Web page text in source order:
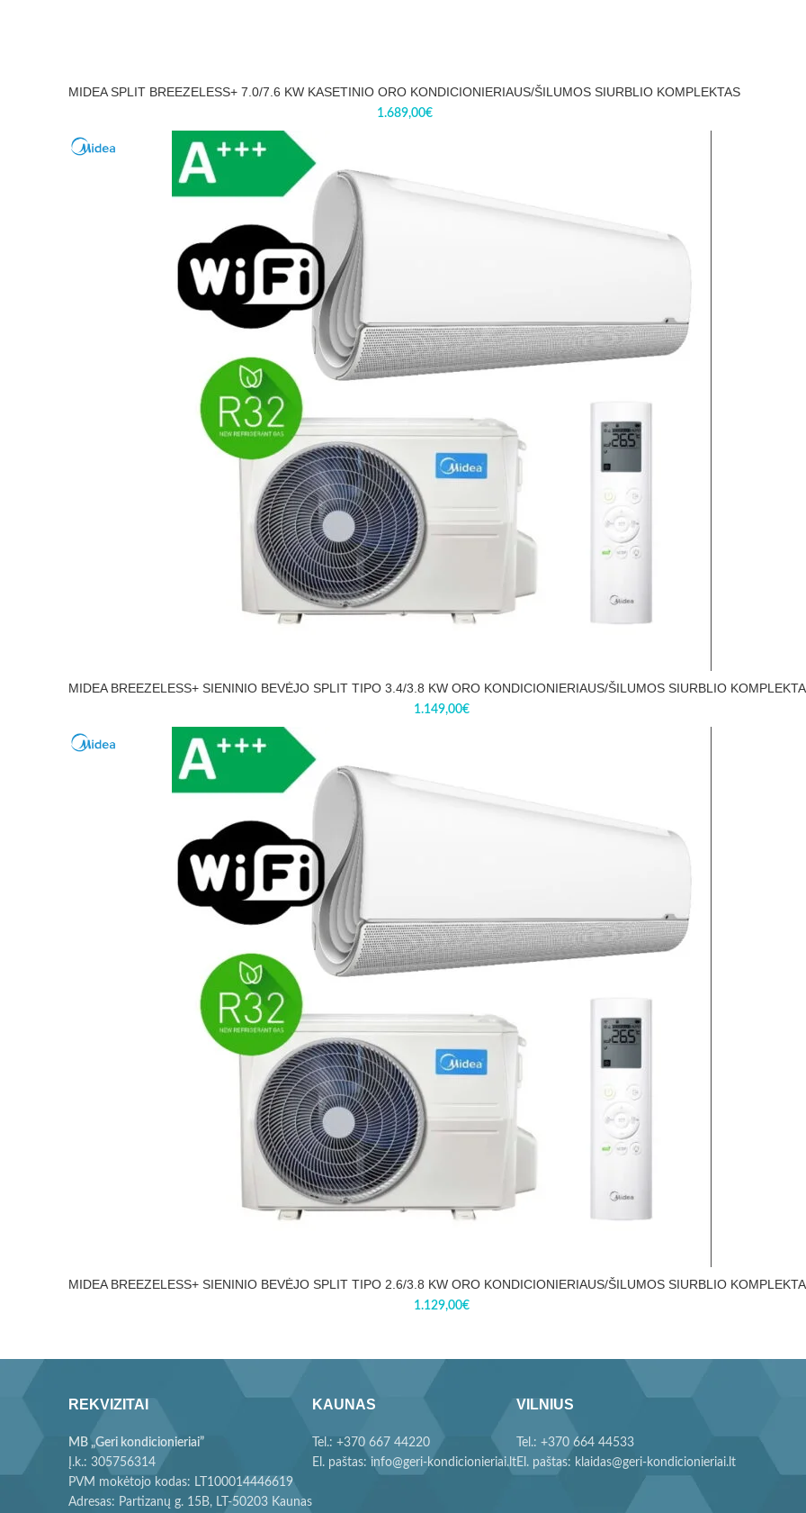
MIDEA SPLIT BREEZELESS+ 7.0/7.6 KW KASETINIO ORO KONDICIONIERIAUS/ŠILUMOS SIURBLIO KOMPLEKTAS
1.689,00€
MIDEA BREEZELESS+ SIENINIO BEVĖJO SPLIT TIPO 3.4/3.8 KW ORO KONDICIONIERIAUS/ŠILUMOS SIURBLIO
1.149,00€
MIDEA BREEZELESS+ SIENINIO BEVĖJO SPLIT TIPO 2.6/3.8 KW ORO KONDICIONIERIAUS/ŠILUMOS SIURBLIO
1.129,00€
REKVIZITAI
MB „Geri kondicionieriai”
Į.k.: 305756314
PVM mokėtojo kodas: LT100014446619
Adresas: Partizanų g. 15B, LT-50203 Kaunas
KAUNAS
Tel.: +370 667 44220
El. paštas: info@geri-kondicionieriai.lt
VILNIUS
Tel.: +370 664 44533
El. paštas: klaidas@geri-kondicionieriai.lt